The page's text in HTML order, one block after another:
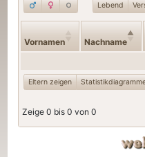
Lebend
Vornamen Nachname
Eltern zeigen
Zeige 0 bis 0 von 0